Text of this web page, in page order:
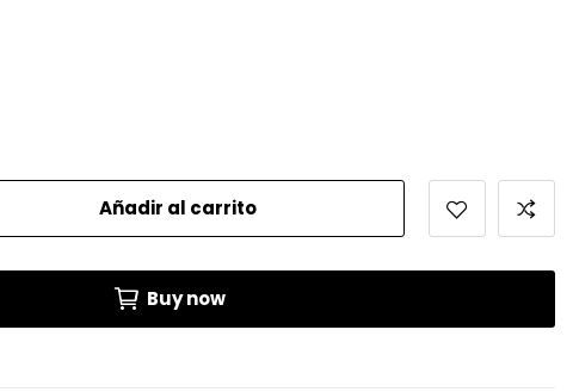
Añadir al carrito
Buy now